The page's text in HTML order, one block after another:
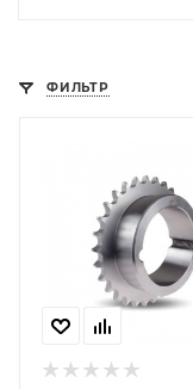
ФИЛЬТР